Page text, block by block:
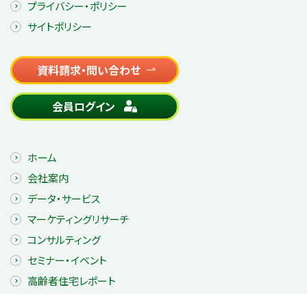
プライバシー・ポリシー
サイトポリシー
資料請求・問い合わせ
会員ログイン
ホーム
会社案内
データ・サービス
マーケティングリサーチ
コンサルティング
セミナー・イベント
高齢者住宅レポート